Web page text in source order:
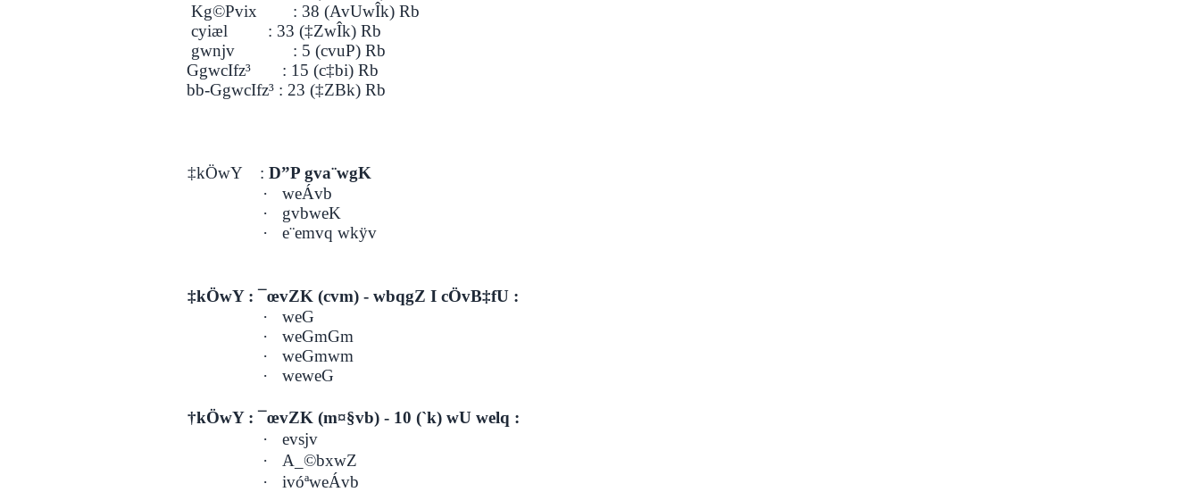
Kg©Pvix : 38 (AvUwÎk) Rb
cyiæl : 33 (‡ZwÎk) Rb
gwnjv : 5 (cvuP) Rb
GgwcIfz³ : 15 (c‡bi) Rb
bb-GgwcIfz³ : 23 (‡ZBk) Rb
‡kÖwY : D”P gva¨wgK
·
weÁvb
·
gvbweK
·
e¨emvq wkÿv
‡kÖwY : ¯œvZK (cvm) - wbqgZ I cÖvB‡fU :
·
weG
·
weGmGm
·
weGmwm
·
weweG
†kÖwY : ¯œvZK (m¤§vb) - 10 (`k) wU welq :
·
evsjv
·
A_©bxwZ
·
ivóªweÁvb